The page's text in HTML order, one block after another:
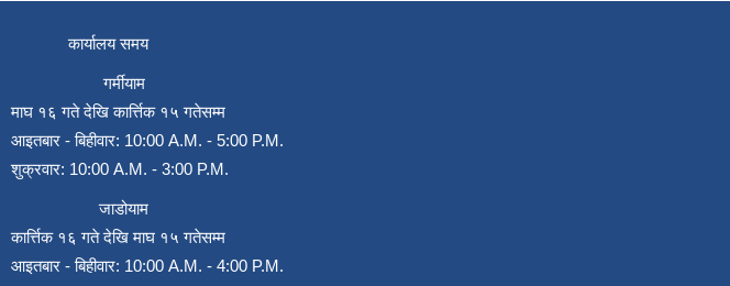
कार्यालय समय
गर्मीयाम
माघ १६ गते देखि कार्त्तिक १५ गतेसम्म
आइतबार - बिहीवार: 10:00 A.M. - 5:00 P.M.
शुक्रवार: 10:00 A.M. - 3:00 P.M.
जाडोयाम
कार्त्तिक १६ गते देखि माघ १५ गतेसम्म
आइतबार - बिहीवार: 10:00 A.M. - 4:00 P.M.